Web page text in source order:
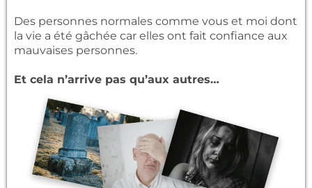
Des personnes normales comme vous et moi dont
la vie a été gâchée car elles ont fait confiance aux
mauvaises personnes.
Et cela n’arrive pas qu’aux autres…